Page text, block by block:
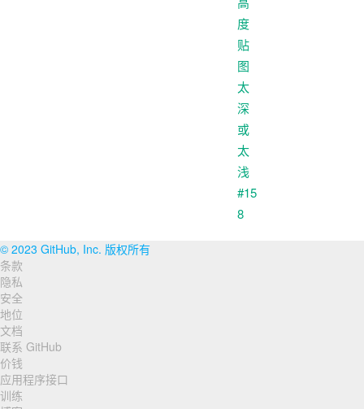
© 2023 GitHub, Inc. 版权所有
页
脚
导
航
条款
隐私
安全
地位
文档
联系 GitHub
价钱
应用程序接口
训练